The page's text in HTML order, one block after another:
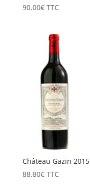
90.00€ TTC
Château Gazin 2015
88.80€ TTC